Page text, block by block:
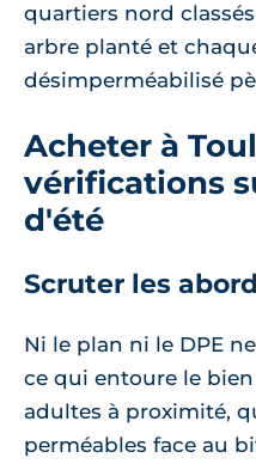
quartiers nord
arbre planté et
désimperméabilisé
Acheter à
vérifications
d'été
Scruter les
Ni le plan ni le DPE
ce qui entoure le
adultes à proximité,
perméables face au